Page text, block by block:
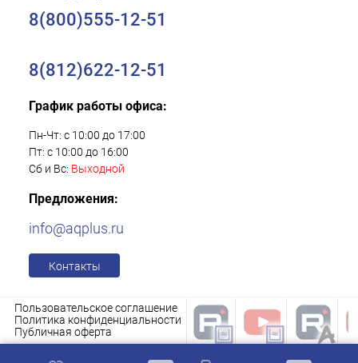
8(800)555-12-51
8(812)622-12-51
График работы офиса:
Пн-Чт: с 10:00 до 17:00
Пт: с 10:00 до 16:00
Сб и Вс: Выходной
Предложения:
info@aqplus.ru
Контакты
Пользовательское соглашение
Политика конфиденциальности
Публичная оферта